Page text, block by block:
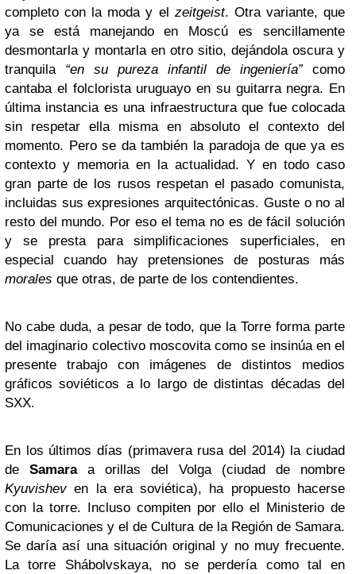
completo con la moda y el zeitgeist. Otra variante, que
ya se está manejando en Moscú es sencillamente
desmontarla y montarla en otro sitio, dejándola oscura y
tranquila “en su pureza infantil de ingeniería”como
cantaba el folclorista uruguayo en su guitarra negra. En
última instancia es una infraestructura que fue colocada
sin respetar ella misma en absoluto el contexto del
momento. Pero se da también la paradoja de que ya es
contexto y memoria en la actualidad. Y en todo caso
gran parte de los rusos respetan el pasado comunista,
incluidas sus expresiones arquitectónicas. Guste o no al
resto del mundo. Por eso el tema no es de fácil solución
y se presta para simplificaciones superficiales, en
especial cuando hay pretensiones de posturas más
morales que otras, de parte de los contendientes.
No cabe duda, a pesar de todo, que la Torre forma parte
del imaginario colectivo moscovita como se insinúa en el
presente trabajo con imágenes de distintos medios
gráficos soviéticos a lo largo de distintas décadas del
SXX.
En los últimos días (primavera rusa del 2014) la ciudad
de Samaraa orillas del Volga (ciudad de nombre
Kyuvishev en la era soviética), ha propuesto hacerse
con la torre. Incluso compiten por ello el Ministerio de
Comunicaciones y el de Cultura de la Región de Samara.
Se daría así una situación original y no muy frecuente.
La torre Shábolvskaya, no se perdería como tal en